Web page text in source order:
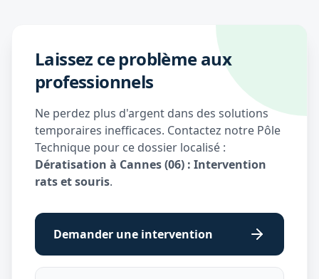
Laissez ce problème aux
professionnels
Ne perdez plus d'argent dans des solutions
temporaires inefficaces. Contactez notre Pôle
Technique pour ce dossier localisé :
Dératisation à Cannes (06) : Intervention
rats et souris.
Demander une intervention